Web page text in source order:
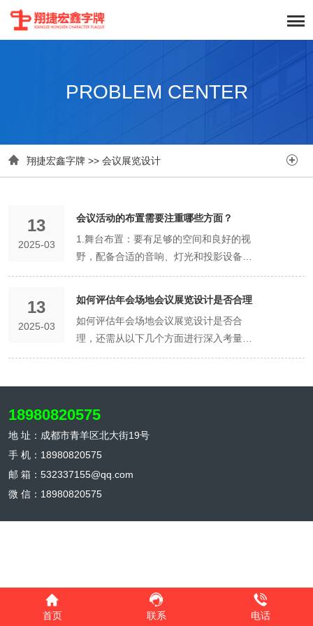
PROBLEM CENTER
 翔捷宏鑫字牌 >> 会议展览设计 
13
2025-03
会议活动的布置需要注重哪些方面？
1.舞台布置：要有足够的空间和良好的视
野，配备合适的音响、灯光和投影设备。
2.座位安排：根据会议需求，合理安排不
同类型的座位。 3.标识与指示牌：确保参
于展示相关资料和产品。 5.网络设施：提
供稳定的网络，方便参会者获取信息。 6.
照明设计：创造适宜的光线环境。 7.茶歇
围。 9.注册区：方便参会者签到和领取资
料。 10.互动环节设施：如问答设备、投
票器等。 11.宣传资料展示：展示会议相
标识：保障参会者的安全。 在布置专业会
议活动时，要注重功能性、专业性和舒适
性，以提高会议的效果和参会者的体验。
计风格至关重要。无论是简约现代、古典
优雅，还是科技感十足，都应确保会议现
场的布置、装饰、乃至参会人员的着装都
13
2025-03
如何评估年会场地会议展览设计是否合理
如何评估年会场地会议展览设计是否合
理，还需从以下几个方面进行深入考量：
首先，要考察设计的实用性。一个合理的
局的功能性以及信息传达的清晰度。例
梭，避免拥堵；各个展示区域是否便于参
展者停留、咨询与互动；指示标识是否简
明易懂，能够快速引导参观者到达目标区
域。实用性强的设计能有效提升年会的运
念。这不仅有助于增强品牌的辨识度，还
能给参会者留下深刻印象。同时，设计的
18980820575
地 址：成都市青羊区北大街19号
手 机：18980820575
邮 箱：532337155@qq.com
微 信：18980820575
首页 联系 电话